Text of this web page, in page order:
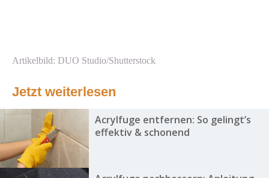
Artikelbild: DUO Studio/Shutterstock
Jetzt weiterlesen
Acrylfuge entfernen: So gelingt’s
effektiv & schonend